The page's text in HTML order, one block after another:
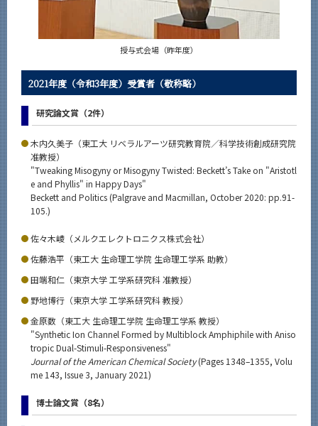
授与式会場（昨年度）
2021年度（令和3年度）受賞者（敬称略）
研究論文賞（2件）
木内久美子（東工大 リベラルアーツ研究教育院／科学技術創成研究院
准教授）
"Tweaking Misogyny or Misogyny Twisted: Beckett’s Take on "Aristotl
e and Phyllis" in Happy Days"
Beckett and Politics (Palgrave and Macmillan, October 2020: pp.91-
105.)
佐々木崚（メルクエレクトロニクス株式会社）
佐藤浩平（東工大 生命理工学院 生命理工学系 助教）
田端和仁（東京大学 工学系研究科 准教授）
野地博行（東京大学 工学系研究科 教授）
金原数（東工大 生命理工学院 生命理工学系 教授）
"Synthetic Ion Channel Formed by Multiblock Amphiphile with Aniso
tropic Dual-Stimuli-Responsiveness"
Journal of the American Chemical Society(Pages 1348–1355, Volu
me 143, Issue 3, January 2021)
博士論文賞（8名）